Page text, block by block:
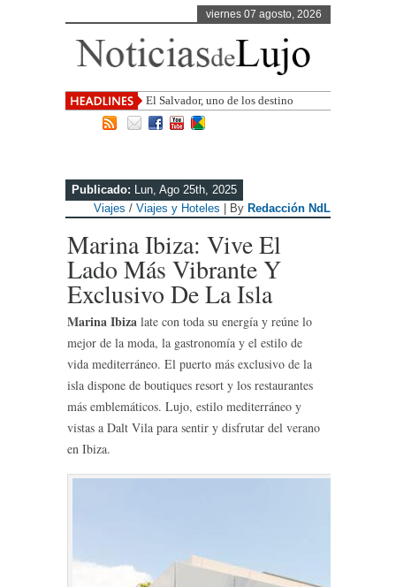
viernes 07 agosto, 2026
El Salvador, uno de los destinos con
mayor proyección de Centroamérica
Publicado: Lun, Ago 25th, 2025
Viajes / Viajes y Hoteles | By Redacción NdL
Marina Ibiza: Vive El
Lado Más Vibrante Y
Exclusivo De La Isla
Marina Ibiza late con toda su energía y reúne lo
mejor de la moda, la gastronomía y el estilo de
vida mediterráneo. El puerto más exclusivo de la
isla dispone de boutiques resort y los restaurantes
más emblemáticos. Lujo, estilo mediterráneo y
vistas a Dalt Vila para sentir y disfrutar del verano
en Ibiza.